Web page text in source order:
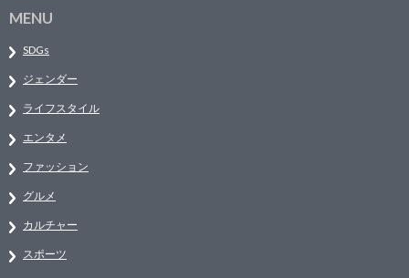
MENU
SDGs
ジェンダー
ライフスタイル
エンタメ
ファッション
グルメ
カルチャー
スポーツ